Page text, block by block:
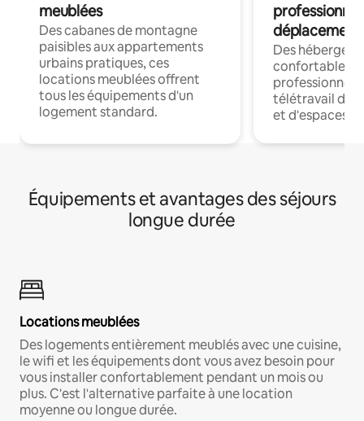
meublées
Des cabanes de montagne
paisibles aux appartements
urbains pratiques, ces
locations meublées offrent
tous les équipements d'un
logement standard.
déplacement
Des
confortables
professionnels
télétravail
et d'espaces
Équipements et avantages des séjours
longue durée
Locations meublées
Des logements entièrement meublés avec une cuisine,
le wifi et les équipements dont vous avez besoin pour
vous installer confortablement pendant un mois ou
plus. C'est l'alternative parfaite à une location
moyenne ou longue durée.